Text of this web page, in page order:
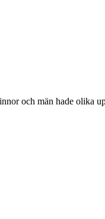
och män hade olika